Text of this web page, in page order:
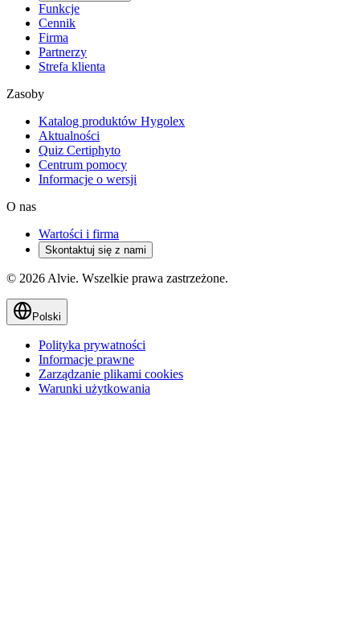
Funkcje
Cennik
Firma
Partnerzy
Strefa klienta
Zasoby
Katalog produktów Hygolex
Aktualności
Quiz Certiphyto
Centrum pomocy
Informacje o wersji
O nas
Wartości i firma
Skontaktuj się z nami
© 2026 Alvie. Wszelkie prawa zastrzeżone.
Polski
Polityka prywatności
Informacje prawne
Zarządzanie plikami cookies
Warunki użytkowania